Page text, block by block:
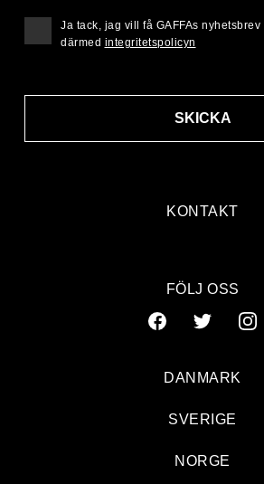
KONTAKT
SKICKA
Ja tack, jag vill få GAFFAs
därmed integritetspolicyn
FÖLJ OSS
DANMARK
SVERIGE
NORGE